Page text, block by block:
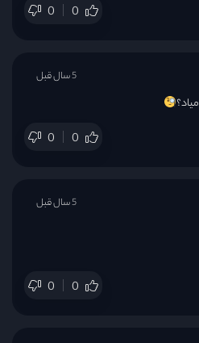
0 0
0 0
5 سال قبل
0 0
5 سال قبل